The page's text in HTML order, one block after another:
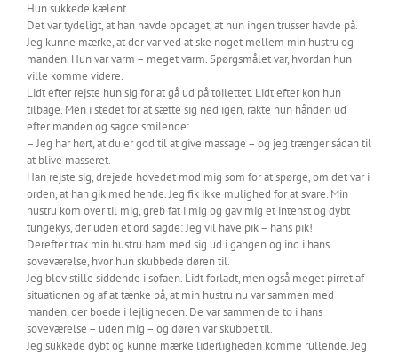
Hun sukkede kælent.
Det var tydeligt, at han havde opdaget, at hun ingen trusser havde på.
Jeg kunne mærke, at der var ved at ske noget mellem min hustru og
manden. Hun var varm – meget varm. Spørgsmålet var, hvordan hun
ville komme videre.
Lidt efter rejste hun sig for at gå ud på toilettet. Lidt efter kon hun
tilbage. Men i stedet for at sætte sig ned igen, rakte hun hånden ud
efter manden og sagde smilende:
– Jeg har hørt, at du er god til at give massage – og jeg trænger sådan til
at blive masseret.
Han rejste sig, drejede hovedet mod mig som for at spørge, om det var i
orden, at han gik med hende. Jeg fik ikke mulighed for at svare. Min
hustru kom over til mig, greb fat i mig og gav mig et intenst og dybt
tungekys, der uden et ord sagde: Jeg vil have pik – hans pik!
Derefter trak min hustru ham med sig ud i gangen og ind i hans
soveværelse, hvor hun skubbede døren til.
Jeg blev stille siddende i sofaen. Lidt forladt, men også meget pirret af
situationen og af at tænke på, at min hustru nu var sammen med
manden, der boede i lejligheden. De var sammen de to i hans
soveværelse – uden mig – og døren var skubbet til.
Jeg sukkede dybt og kunne mærke liderligheden komme rullende. Jeg